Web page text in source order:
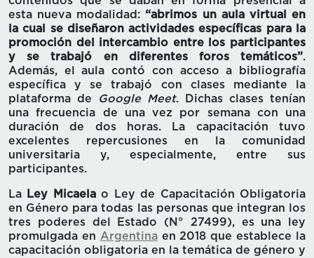
esta nueva modalidad: “abrimos un aula virtual en
la cual se diseñaron actividades específicas para la
promoción del intercambio entre los participantes
y se trabajó en diferentes foros temáticos”.
Además, el aula contó con acceso a bibliografía
específica y se trabajó con clases mediante la
plataforma de
Google Meet. Dichas clases tenían
una frecuencia de una vez por semana con una
duración de dos horas. La capacitación tuvo
excelentes repercusiones en la comunidad
universitaria y, especialmente, entre sus
participantes.
La Ley Micaelao Ley de Capacitación Obligatoria
en Género para todas las personas que integran los
tres poderes del Estado (N° 27499), es una ley
promulgada en Argentinaen 2018 que establece la
capacitación obligatoria en la temática de género y